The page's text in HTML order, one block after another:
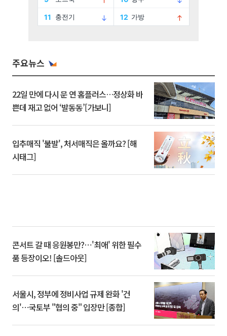
주요뉴스
22일 만에 다시 문 연 홈플러스…정상화 바
쁜데 재고 없어 ‘발동동’[가보니]
입추매직 '불발', 처서매직은 올까요? [해
시태그]
콘서트 갈 때 응원봉만?⋯'최애' 위한 필수
품 등장이오! [솔드아웃]
서울시, 정부에 정비사업 규제 완화 '건
의'⋯국토부 "협의 중" 입장만 [종합]